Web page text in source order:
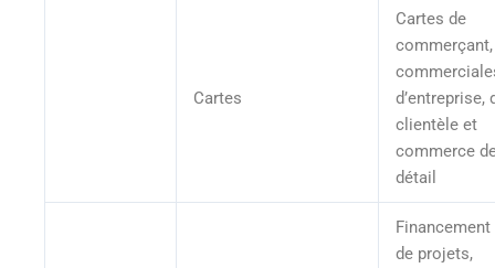
Cartes
Cartes de
commerçant,
d’entreprise,
clientèle et
commerce
détail
Financement
de projets,